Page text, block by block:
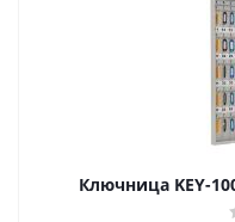
Ключница KEY-